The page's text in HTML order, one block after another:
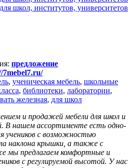
: предложение
7mebel7.ru/
, ученическая мебель, школьные
, библиотеки, лаборатории,
железная, для школ
и продажей мебели для школ и
В нашем ассортименте есть одно-
учеников с возможностью
наклона крышки, а также с
мы предлагаем комфортные и
с регулируемой высотой. У нас